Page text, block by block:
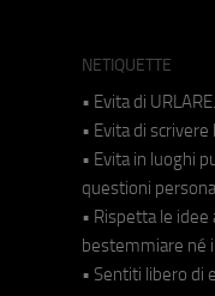
NETIQUETTE
• Evita di
• Evita di
• Evita in luoghi
questioni
• Rispetta le
bestemmiare né
• Sentiti libero di